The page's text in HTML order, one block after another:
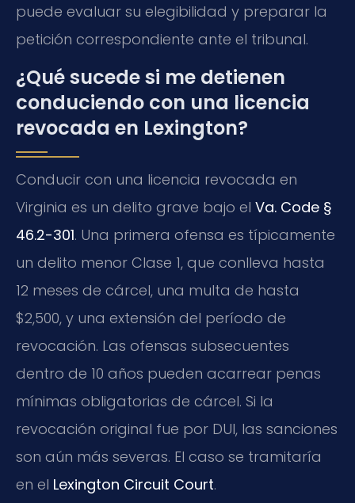
puede evaluar su elegibilidad y preparar la
petición correspondiente ante el tribunal.
¿Qué sucede si me detienen
conduciendo con una licencia
revocada en Lexington?
Conducir con una licencia revocada en
Virginia es un delito grave bajo el Va. Code §
46.2-301. Una primera ofensa es típicamente
un delito menor Clase 1, que conlleva hasta
12 meses de cárcel, una multa de hasta
$2,500, y una extensión del período de
revocación. Las ofensas subsecuentes
dentro de 10 años pueden acarrear penas
mínimas obligatorias de cárcel. Si la
revocación original fue por DUI, las sanciones
son aún más severas. El caso se tramitaría
en el Lexington Circuit Court.